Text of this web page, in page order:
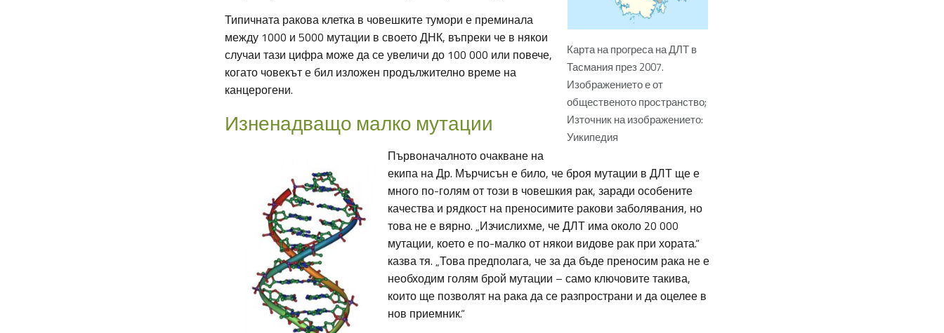
Карта на прогреса на ДЛТ в
Тасмания през 2007.
Изображението е от
общественото пространство;
Източник на изображението:
Уикипедия
Типичната ракова клетка в човешките тумори е преминала
между 1000 и 5000 мутации в своето ДНК, въпреки че в някои
случаи тази цифра може да се увеличи до 100 000 или повече,
когато човекът е бил изложен продължително време на
канцерогени.
Изненадващо малко мутации
Първоначалното очакване на
екипа на Др. Мърчисън е било, че броя мутации в ДЛТ ще е
много по-голям от този в човешкия рак, заради особените
качества и рядкост на преносимите ракови заболявания, но
това не е вярно. „Изчислихме, че ДЛТ има около 20 000
мутации, което е по-малко от някои видове рак при хората.“
казва тя. „Това предполага, че за да бъде преносим рака не е
необходим голям брой мутации – само ключовите такива,
които ще позволят на рака да се разпространи и да оцелее в
нов приемник.“